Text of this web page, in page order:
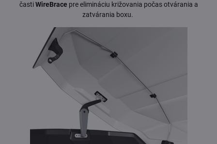
častiWireBrace pre elimináciu križovania počas otvárania a
zatvárania boxu.